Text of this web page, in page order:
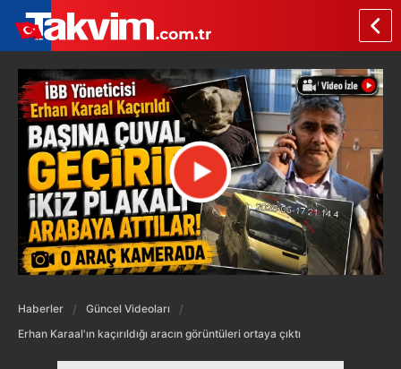
Haberler
Güncel Videoları
Erhan Karaal'ın kaçırıldığı aracın görüntüleri ortaya çıktı